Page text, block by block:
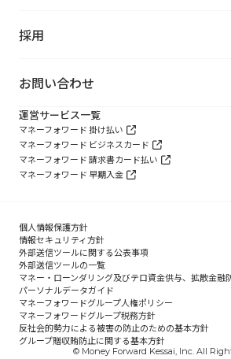
採用
お問い合わせ
運営サービス一覧
マネーフォワード 掛け払い
マネーフォワード ビジネスカード
マネーフォワード 請求書カード払い
マネーフォワード 早期入金
個人情報保護方針
情報セキュリティ方針
外部送信ツールに関する公表事項
外部送信ツールの一覧
マネー・ローンダリング及びテロ資金供与、拡散金融
パーソナルデータガイド
マネーフォワードグループ人権ポリシー
マネーフォワードグループ税務方針
反社会的勢力による被害の防止のための基本方針
グループ贈収賄防止に関する基本方針
© Money Forward Kessai, Inc. All